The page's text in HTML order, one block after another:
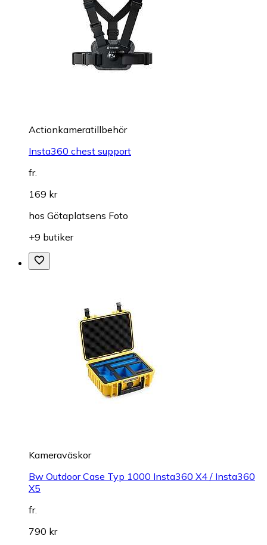
Actionkameratillbehör
Insta360 chest support
fr.
169 kr
hos Götaplatsens Foto
+9 butiker
Kameraväskor
Bw Outdoor Case Typ 1000 Insta360 X4 / Insta360
X5
fr.
790 kr